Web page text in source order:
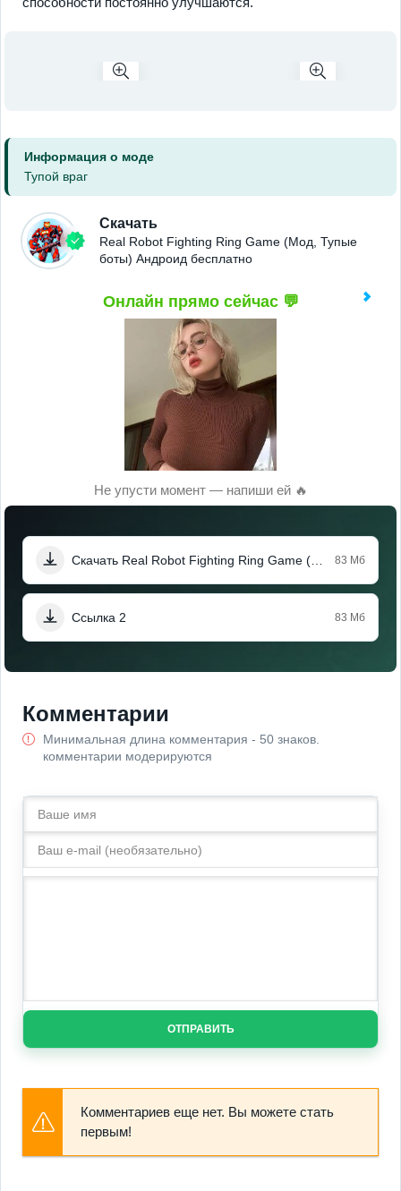
Информация о моде
Тупой враг
Скачать
Real Robot Fighting Ring Game (Мод, Тупые
боты) Андроид бесплатно
Онлайн прямо сейчас 💬
Не упусти момент — напиши ей 🔥
83 Мб
Ссылка 2 83 Мб
Комментарии
Минимальная длина комментария - 50 знаков.
комментарии модерируются
ОТПРАВИТЬ
Комментариев еще нет. Вы можете стать
первым!